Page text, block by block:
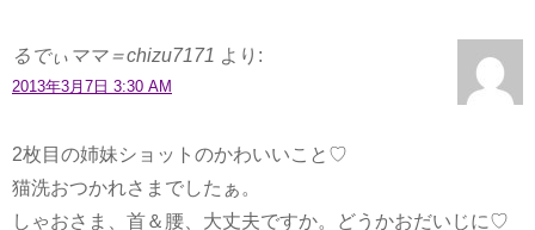
るでぃママ＝chizu7171 より:
2013年3月7日 3:30 AM
2枚目の姉妹ショットのかわいいこと♡
猫洗おつかれさまでしたぁ。
しゃおさま、首＆腰、大丈夫ですか。どうかおだいじに♡